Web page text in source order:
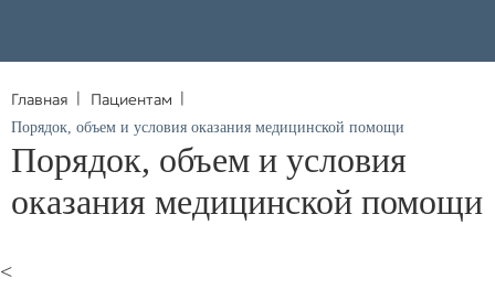
Главная Пациентам
Порядок, объем и условия оказания медицинской помощи
Порядок, объем и условия
оказания медицинской помощи
<